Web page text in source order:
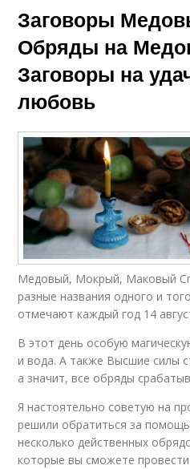
Заговоры
Обряды на
Заговоры на
любовь
Медовый, Мокрый, Маковый
разные названия одного и
отмечают каждый год 14
В этот день особую
и вода. А также Высшие силы
а значит, все обряды
Я настоятельно советую на
решили обратиться за
несколько действенных
которые вы сможете